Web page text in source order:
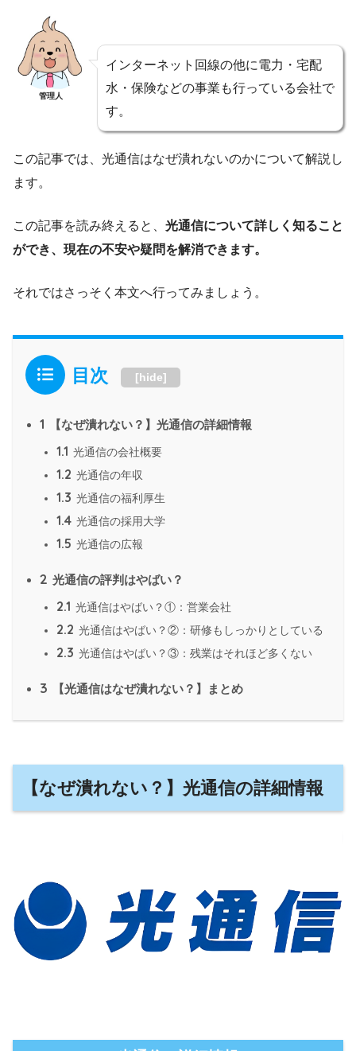
管理人
インターネット回線の他に電力・宅配
水・保険などの事業も行っている会社で
す。
この記事では、光通信はなぜ潰れないのかについて解説し
ます。
この記事を読み終えると、 光通信について詳しく知ること
ができ、現在の不安や疑問を解消できます。
それではさっそく本文へ行ってみましょう。
目次 [hide]
1 【なぜ潰れない？】光通信の詳細情報
1.1 光通信の会社概要
1.2 光通信の年収
1.3 光通信の福利厚生
1.4 光通信の採用大学
1.5 光通信の広報
2 光通信の評判はやばい？
2.1 光通信はやばい？①：営業会社
2.2 光通信はやばい？②：研修もしっかりとしている
2.3 光通信はやばい？③：残業はそれほど多くない
3 【光通信はなぜ潰れない？】まとめ
【なぜ潰れない？】光通信の詳細情報